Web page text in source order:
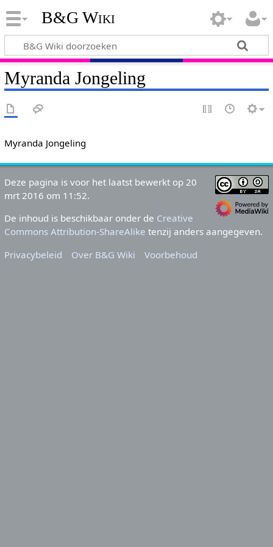
B&G Wiki
Myranda Jongeling
Myranda Jongeling
Deze pagina is voor het laatst bewerkt op 20
mrt 2016 om 11:52.
De inhoud is beschikbaar onder de Creative
Commons Attribution-ShareAlike tenzij anders aangegeven.
Privacybeleid
Over B&G Wiki Voorbehoud